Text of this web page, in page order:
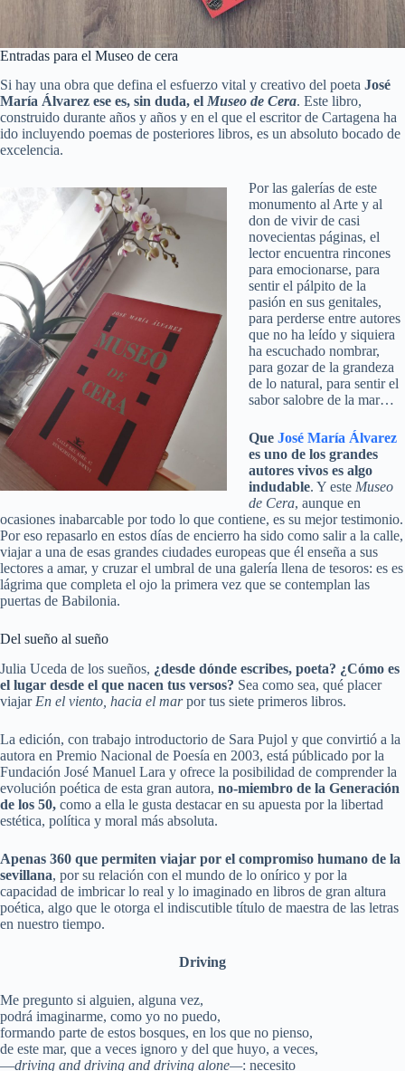
Entradas para el Museo de cera
Si hay una obra que defina el esfuerzo vital y creativo del poeta José
María Álvarez ese es, sin duda, el Museo de Cera. Este libro,
construido durante años y años y en el que el escritor de Cartagena ha
ido incluyendo poemas de posteriores libros, es un absoluto bocado de
excelencia.
Por las galerías de este
monumento al Arte y al
don de vivir de casi
novecientas páginas, el
lector encuentra rincones
para emocionarse, para
sentir el pálpito de la
pasión en sus genitales,
para perderse entre autores
que no ha leído y siquiera
ha escuchado nombrar,
para gozar de la grandeza
de lo natural, para sentir el
sabor salobre de la mar…
Que José María Álvarez
es uno de los grandes
autores vivos es algo
indudable. Y este Museo
de Cera, aunque en
ocasiones inabarcable por todo lo que contiene, es su mejor testimonio.
Por eso repasarlo en estos días de encierro ha sido como salir a la calle,
viajar a una de esas grandes ciudades europeas que él enseña a sus
lectores a amar, y cruzar el umbral de una galería llena de tesoros: es es
lágrima que completa el ojo la primera vez que se contemplan las
puertas de Babilonia.
Del sueño al sueño
Julia Uceda de los sueños, ¿desde dónde escribes, poeta? ¿Cómo es
el lugar desde el que nacen tus versos? Sea como sea, qué placer
viajar En el viento, hacia el marpor tus siete primeros libros.
La edición, con trabajo introductorio de Sara Pujol y que convirtió a la
autora en Premio Nacional de Poesía en 2003, está públicado por la
Fundación José Manuel Lara y ofrece la posibilidad de comprender la
evolución poética de esta gran autora, no-miembro de la Generación
de los 50, como a ella le gusta destacar en su apuesta por la libertad
estética, política y moral más absoluta.
Apenas 360 que permiten viajar por el compromiso humano de la
sevillana, por su relación con el mundo de lo onírico y por la
capacidad de imbricar lo real y lo imaginado en libros de gran altura
poética, algo que le otorga el indiscutible título de maestra de las letras
en nuestro tiempo.
Driving
Me pregunto si alguien, alguna vez,
podrá imaginarme, como yo no puedo,
formando parte de estos bosques, en los que no pienso,
de este mar, que a veces ignoro y del que huyo, a veces,
—driving and driving and driving alone—: necesito